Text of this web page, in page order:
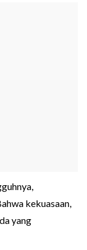
kekuasaan,
yang